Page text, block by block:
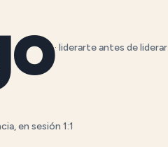
· liderarte antes de liderar
en sesión 1:1